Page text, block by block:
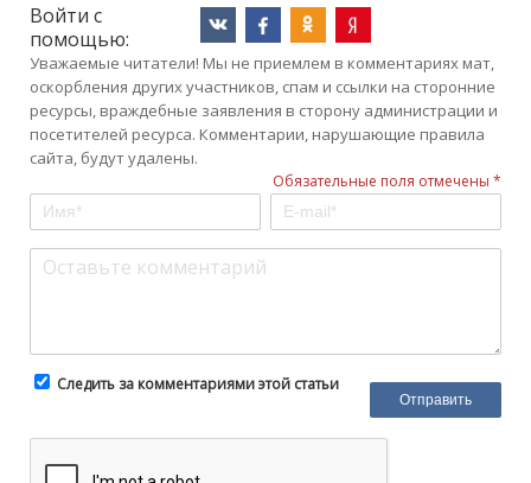
Войти с
помощью:
Уважаемые читатели! Мы не приемлем в комментариях мат,
оскорбления других участников, спам и ссылки на сторонние
ресурсы, враждебные заявления в сторону администрации и
посетителей ресурса. Комментарии, нарушающие правила
сайта, будут удалены.
Обязательные поля отмечены *
Следить за комментариями этой статьи